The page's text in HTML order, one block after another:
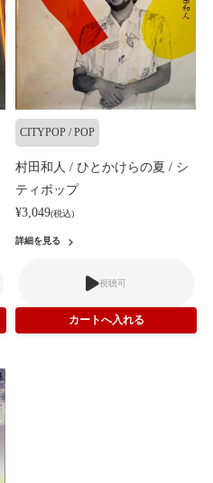
CITYPOP / POP
村田和人 / ひとかけらの夏 / シ
ティポップ
¥3,049(税込)
詳細を見る
視聴可